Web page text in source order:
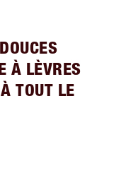
À LÈVRES
TOUT LE